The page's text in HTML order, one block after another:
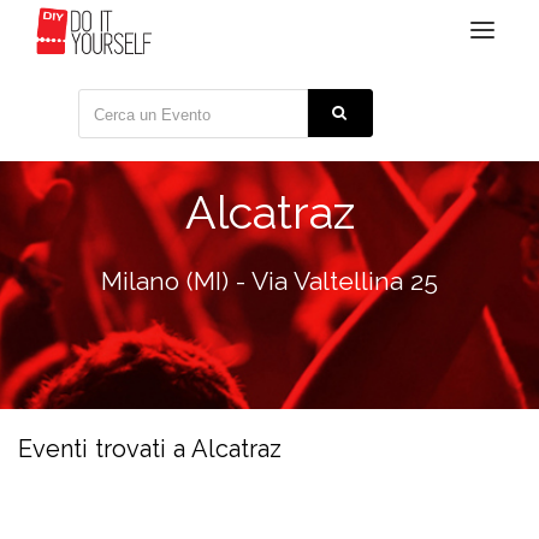
Toggle
Alcatraz
Milano (MI) - Via Valtellina 25
Eventi trovati a Alcatraz